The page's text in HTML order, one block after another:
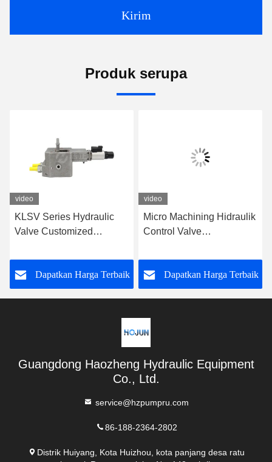
Kirim
Produk serupa
video
KLSV Series Hydraulic
Valve Customized
Dapatkan Harga Terbaik
video
Micro Machining Hidraulik
Control Valve
Semua Jenis Industri
Dapatkan Harga Terbaik
Guangdong Haozheng Hydraulic Equipment
Co., Ltd.
service@hzpumpru.com
86-188-2364-2802
Distrik Huiyang, Kota Huizhou, kota panjang desa ratu